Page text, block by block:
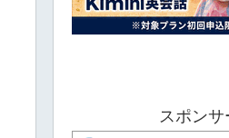
スポンサ